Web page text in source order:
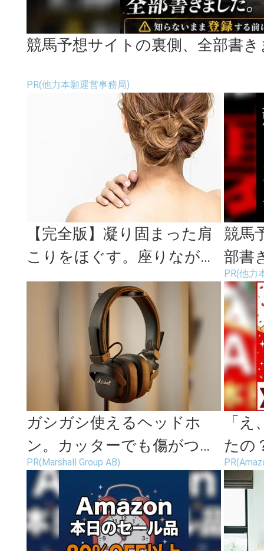
競馬予想サイトの裏側、全部書
PR(他力本願運営事務局)
【完全版】凝り固まった肩
こりをほぐす。座りながら
簡単にできる肩こり解消ス
トレッチ...
競馬
部書
PR(他力
ガシガシ使えるヘッドホ
ン。カッターでも傷がつき
にくい
PR(Marshall Group AB)
「
たの
続々
が...